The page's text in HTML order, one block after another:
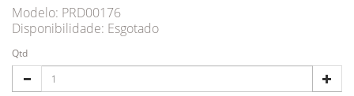
Modelo: PRD00176
Disponibilidade: Esgotado
Qtd